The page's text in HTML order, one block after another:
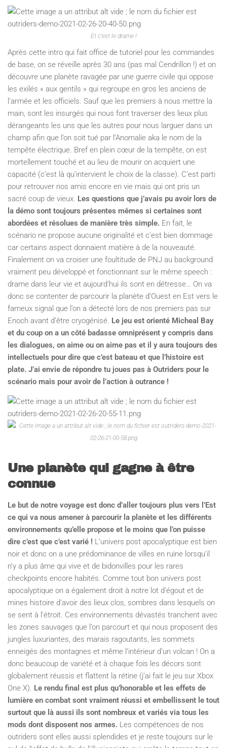
Et c’est le drame !
Après cette intro qui fait office de tutoriel pour les commandes
de base, on se réveille après 30 ans (pas mal Cendrillon !) et on
découvre une planète ravagée par une guerre civile qui oppose
les exilés « aux gentils » qui regroupe en gros les anciens de
l’armée et les officiels. Sauf que les premiers à nous mettre la
main, sont les insurgés qui nous font traverser des lieux plus
dérangeants les uns que les autres pour nous larguer dans un
champ afin que l’on soit tué par l’Anomalie aka le nom de la
tempête électrique. Bref en plein cœur de la tempête, on est
mortellement touché et au lieu de mourir on acquiert une
capacité (c’est là qu’intervient le choix de la classe). C’est parti
pour retrouver nos amis encore en vie mais qui ont pris un
sacré coup de vieux. Les questions que j’avais pu avoir lors de
la démo sont toujours présentes mêmes si certaines sont
abordées et résolues de manière très simple. En fait, le
scénario ne propose aucune originalité et c’est bien dommage
car certains aspect donnaient matière à de la nouveauté.
Finalement on va croiser une foultitude de PNJ au background
vraiment peu développé et fonctionnant sur le même speech :
drame dans leur vie et aujourd’hui ils sont en détresse… On va
donc se contenter de parcourir la planète d’Ouest en Est vers le
fameux signal que l’on a détecté lors de nos premiers pas sur
Enoch avant d’être cryogénisé. Le jeu est orienté Micheal Bay
et du coup on a un côté badasse omniprésent y compris dans
les dialogues, on aime ou on aime pas et il y aura toujours des
intellectuels pour dire que c’est bateau et que l’histoire est
plate. J’ai envie de répondre tu joues pas à Outriders pour le
scénario mais pour avoir de l’action à outrance !
Une planète qui gagne à être
connue
Le but de notre voyage est donc d’aller toujours plus vers l’Est
ce qui va nous amener à parcourir la planète et les différents
environnements qu’elle propose et le moins que l’on puisse
dire c’est que c’est varié ! L’univers post apocalyptique est bien
noir et donc on a une prédominance de villes en ruine lorsqu’il
n’y a plus âme qui vive et de bidonvilles pour les rares
checkpoints encore habités. Comme tout bon univers post
apocalyptique on a également droit à notre lot d’égout et de
mines histoire d’avoir des lieux clos, sombres dans lesquels on
se sent à l’étroit. Ces environnements dévastés tranchent avec
les zones sauvages que l’on parcourt et qui nous proposent des
jungles luxuriantes, des marais ragoutants, les sommets
enneigés des montagnes et même l’intérieur d’un volcan ! On a
donc beaucoup de variété et à chaque fois les décors sont
globalement réussis et flattent la rétine (j’ai fait le jeu sur Xbox
One X). Le rendu final est plus qu’honorable et les effets de
lumière en combat sont vraiment réussi et embellissent le tout
surtout que là aussi ils sont nombreux et variés via tous les
mods dont disposent nos armes. Les compétences de nos
outriders sont elles aussi splendides et je reste toujours sur le